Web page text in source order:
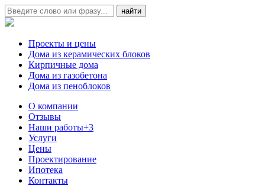
Проекты и цены
Дома из керамических блоков
Кирпичные дома
Дома из газобетона
Дома из пеноблоков
О компании
Отзывы
Наши работы+3
Услуги
Цены
Проектирование
Ипотека
Контакты